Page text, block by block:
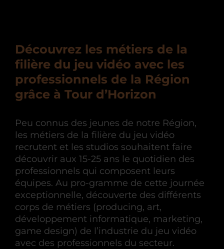
Découvrez les métiers de la
filière du jeu vidéo avec les
professionnels de la Région
grâce à Tour d’Horizon
Peu connus des jeunes de notre Région,
les métiers de la filière du jeu vidéo
recrutent et les studios souhaitent faire
découvrir aux 15-25 ans le quotidien des
professionnels qui composent leurs
équipes. Au pro-gramme de cette journée
exceptionnelle, découverte des différents
corps de métiers (producing, art,
développement informatique, marketing,
game design) de l’industrie du jeu vidéo
avec des professionnels du secteur.